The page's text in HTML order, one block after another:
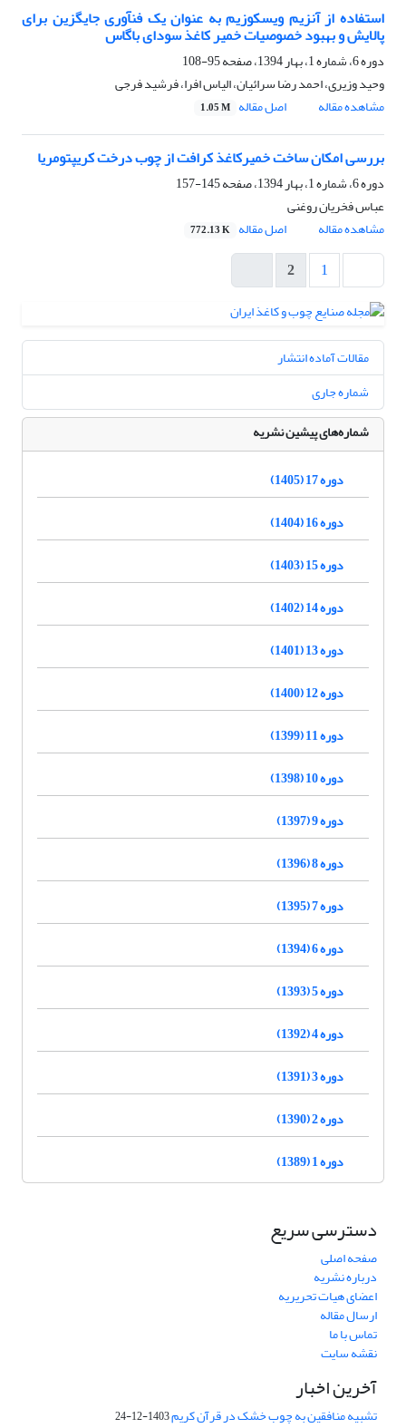
استفاده از آنزیم ویسکوزیم به عنوان یک فنآوری جایگزین برای
پالایش و بهبود خصوصیات خمیر کاغذ سودای باگاس
دوره 6، شماره 1، بهار 1394، صفحه
95-108
وحید وزیری، احمد رضا سرائیان، الیاس افرا، فرشید فرجی
مشاهده مقاله
اصل مقاله 1.05 M
بررسی امکان ساخت خمیرکاغذ کرافت از چوب درخت کریپتومریا
دوره 6، شماره 1، بهار 1394، صفحه
145-157
عباس فخریان روغنی
مشاهده مقاله
اصل مقاله 772.13 K
1
2
مقالات آماده انتشار
شماره جاری
شماره‌های پیشین نشریه
دوره 17 (1405)
دوره 16 (1404)
دوره 15 (1403)
دوره 14 (1402)
دوره 13 (1401)
دوره 12 (1400)
دوره 11 (1399)
دوره 10 (1398)
دوره 9 (1397)
دوره 8 (1396)
دوره 7 (1395)
دوره 6 (1394)
دوره 5 (1393)
دوره 4 (1392)
دوره 3 (1391)
دوره 2 (1390)
دوره 1 (1389)
دسترسی سریع
صفحه اصلی
درباره نشریه
اعضای هیات تحریریه
ارسال مقاله
تماس با ما
نقشه سایت
آخرین اخبار
تشبیه منافقین به چوب خشک در قرآن کریم1403-12-24